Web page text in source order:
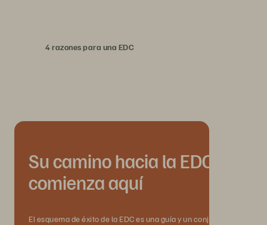
4 razones para una EDC
Su camino hacia la EDC
comienza aquí
El esquema de éxito de la EDC es una guía y un conjunto de